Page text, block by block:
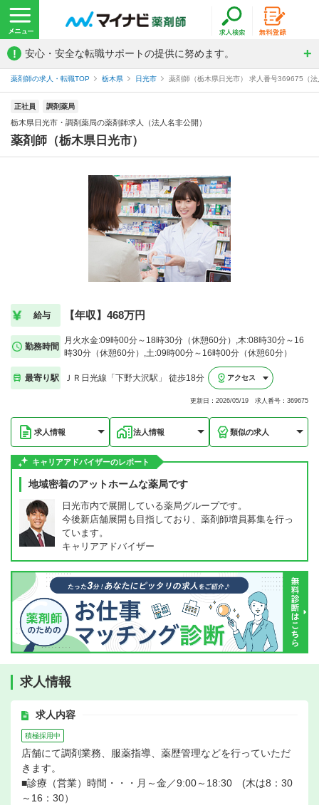
! 安心・安全な転職サポートの提供に努めます。
薬剤師の求人・転職TOP 栃木県 日光市 薬剤師（栃木県日光市） 求人番号369675（
正社員 調剤薬局
栃木県日光市・調剤薬局の薬剤師求人（法人名非公開）
薬剤師（栃木県日光市）
給与 【年収】468万円
勤務時間
月火水金:09時00分～18時30分（休憩60分）,木:08時30分～16
時30分（休憩60分）,土:09時00分～16時00分（休憩60分）
最寄り駅 ＪＲ日光線「下野大沢駅」 徒歩18分 アクセス
更新日：2026/05/19 求人番号：369675
求人情報 法人情報 類似の求人
キャリアアドバイザーのレポート
地域密着のアットホームな薬局です
日光市内で展開している薬局グループです。
今後新店舗展開も目指しており、薬剤師増員募集を行っ
ています。
キャリアアドバイザー
求人情報
求人内容
積極採用中
店舗にて調剤業務、服薬指導、薬歴管理などを行っていただ
きます。
■診療（営業）時間・・・月～金／9:00～18:30 (木は8：30
～16：30）